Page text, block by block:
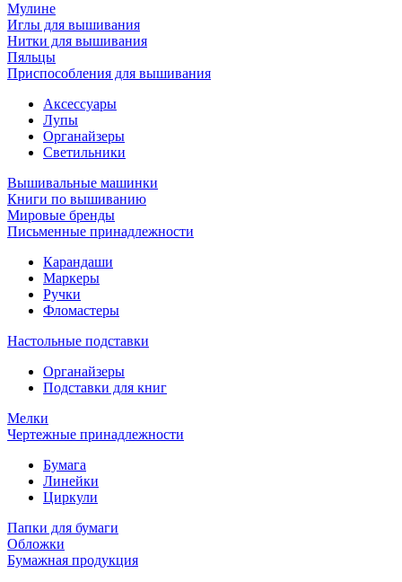
Мулине
Иглы для вышивания
Нитки для вышивания
Пяльцы
Приспособления для вышивания
Аксессуары
Лупы
Органайзеры
Светильники
Вышивальные машинки
Книги по вышиванию
Мировые бренды
Письменные принадлежности
Карандаши
Маркеры
Ручки
Фломастеры
Настольные подставки
Органайзеры
Подставки для книг
Мелки
Чертежные принадлежности
Бумага
Линейки
Циркули
Папки для бумаги
Обложки
Бумажная продукция